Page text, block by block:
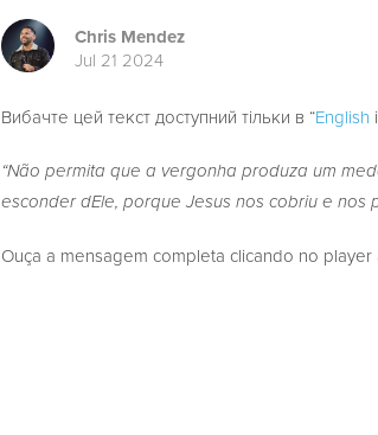
Chris Mendez
Jul 21 2024
Вибачте цей текст доступний тільки в “English
“Não permita que a vergonha produza um
esconder dEle, porque Jesus nos cobriu e nos
Ouça a mensagem completa clicando no player